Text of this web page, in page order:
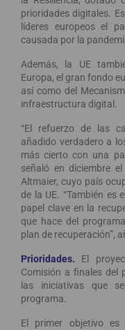
prioridades digitales.
líderes europeos el
causada por la
Además, la UE
Europa, el gran fondo
así como del
infraestructura digital.
“El refuerzo de las
añadido verdadero a
más cierto con una
señaló en diciembre
Altmaier, cuyo país
de la UE. “También es
papel clave en la
que hace del
plan de recuperación”,
Prioridades. El
Comisión a finales del
las iniciativas que
programa.
El primer objetivo